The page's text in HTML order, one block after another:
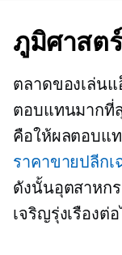
ภูมิศาสต
ตลาดของเล่น
ตอบแทนมากที่
คือให้ผลตอบแ
ราคาขายปลีกเ
ดังนั้นอุตสาหก
เจริญรุ่งเรืองต่อ